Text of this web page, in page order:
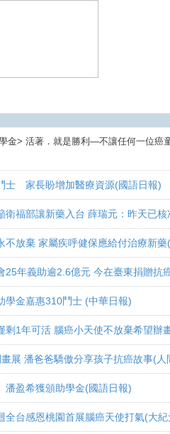
金> 活著．就是勝利—不讓任何一位癌
士 家長盼增加醫療資源(國語日報)
衛福部讓新藥入台 薛瑞元：昨天已
不放棄 家屬疾呼健保應給付治療新藥
25年義助逾2.6億元 今在臺東捐贈抗
學金嘉惠310鬥士 (中華日報)
剩1年可活 腦癌小天使不放棄希望辦
展 潘爸爸驕傲分享孩子抗癌故事(人
盈希獲頒助學金(國語日報)
全台感恩桃園首展腦癌天使打氣(大紀